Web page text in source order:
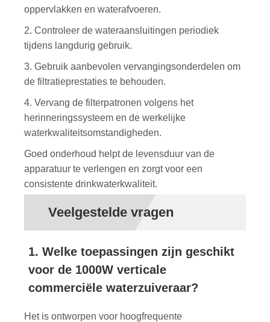
oppervlakken en waterafvoeren.
2. Controleer de wateraansluitingen periodiek
tijdens langdurig gebruik.
3. Gebruik aanbevolen vervangingsonderdelen om
de filtratieprestaties te behouden.
4. Vervang de filterpatronen volgens het
herinneringssysteem en de werkelijke
waterkwaliteitsomstandigheden.
Goed onderhoud helpt de levensduur van de
apparatuur te verlengen en zorgt voor een
consistente drinkwaterkwaliteit.
Veelgestelde vragen
1. Welke toepassingen zijn geschikt
voor de 1000W verticale
commerciële waterzuiveraar?
Het is ontworpen voor hoogfrequente